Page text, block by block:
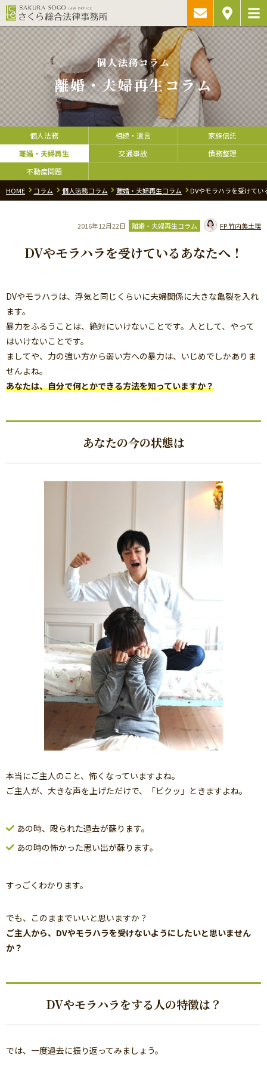
個人法務コラム
離婚・夫婦再生コラム
個人法務 相続・遺言
家族信託
離婚・夫婦再生
交通事故
債務整理
不動産問題
HOME コラム 個人法務コラム 離婚・夫婦再生コラム DVやモラハラを受けてい
2016年12月22日 離婚・夫婦再生コラム FP竹内美土璃
DVやモラハラを受けているあなたへ！
DVやモラハラは、浮気と同じくらいに夫婦関係に大きな亀裂を入れ
ます。
暴力をふるうことは、絶対にいけないことです。人として、やって
はいけないことです。
ましてや、力の強い方から弱い方への暴力は、いじめでしかありま
せんよね。
あなたは、自分で何とかできる方法を知っていますか？
あなたの今の状態は
本当にご主人のこと、怖くなっていますよね。
ご主人が、大きな声を上げただけで、「ビクッ」ときますよね。
あの時、殴られた過去が蘇ります。
あの時の怖かった思い出が蘇ります。
すっごくわかります。
でも、このままでいいと思いますか？
ご主人から、DVやモラハラを受けないようにしたいと思いません
か？
DVやモラハラをする人の特徴は？
では、一度過去に振り返ってみましょう。